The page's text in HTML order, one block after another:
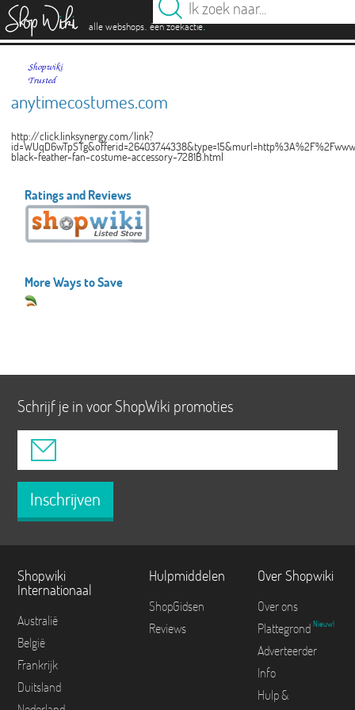
alle webshops. één zoekactie.
anytimecostumes.com
http://click.linksynergy.com/link?
black-feather-fan-costume-accessory-7281B.html
Ratings and Reviews
More Ways to Save
Schrijf je in voor ShopWiki promoties
Inschrijven
Shopwiki
Internationaal
Australië
België
Frankrijk
Duitsland
Hulpmiddelen
ShopGidsen
Reviews
Over Shopwiki
Over ons
Plattegrond Nieuw!
Adverteerder
Info
Hulp &